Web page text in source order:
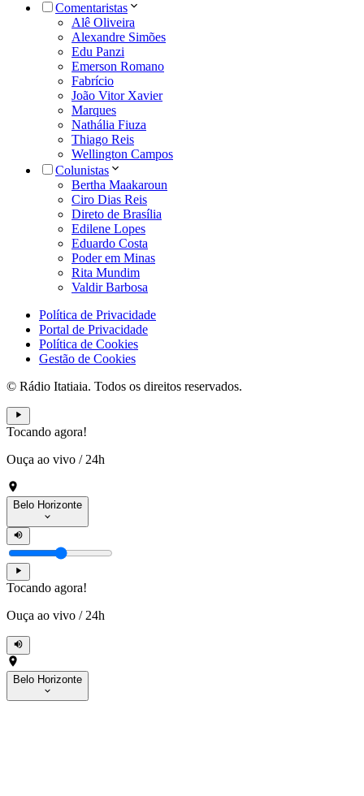
Comentaristas
Alê Oliveira
Alexandre Simões
Edu Panzi
Emerson Romano
Fabrício
João Vitor Xavier
Marques
Nathália Fiuza
Thiago Reis
Wellington Campos
Colunistas
Bertha Maakaroun
Ciro Dias Reis
Direto de Brasília
Edilene Lopes
Eduardo Costa
Poder em Minas
Rita Mundim
Valdir Barbosa
Política de Privacidade
Portal de Privacidade
Política de Cookies
Gestão de Cookies
© Rádio Itatiaia. Todos os direitos reservados.
Tocando agora!
Ouça ao vivo /24h
Belo Horizonte
Tocando agora!
Ouça ao vivo /24h
Belo Horizonte